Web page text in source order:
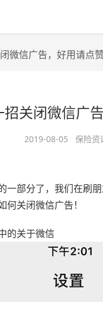
微信广告，好用请点赞
招关闭微信广
2019-08-05 保险资
一部分了，我们在刷
关闭微信广告！
的关于微信